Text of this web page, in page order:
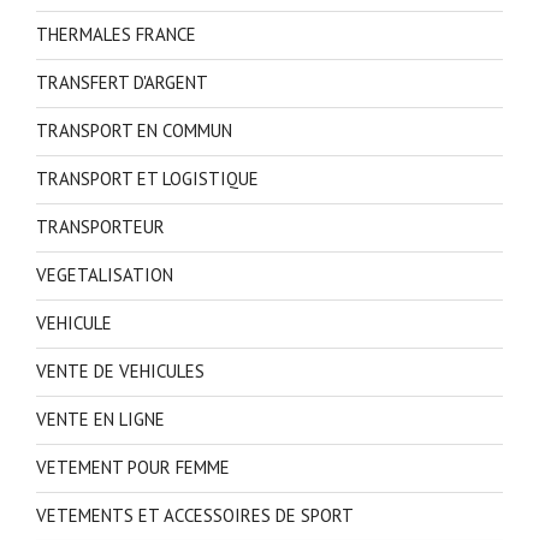
THERMALES FRANCE
TRANSFERT D'ARGENT
TRANSPORT EN COMMUN
TRANSPORT ET LOGISTIQUE
TRANSPORTEUR
VEGETALISATION
VEHICULE
VENTE DE VEHICULES
VENTE EN LIGNE
VETEMENT POUR FEMME
VETEMENTS ET ACCESSOIRES DE SPORT